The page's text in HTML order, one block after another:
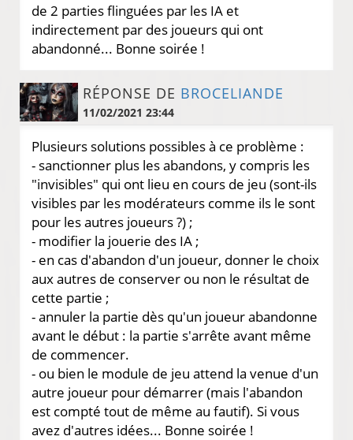
de 2 parties flinguées par les IA et
indirectement par des joueurs qui ont
abandonné... Bonne soirée !
RÉPONSE DE BROCELIANDE
11/02/2021 23:44
Plusieurs solutions possibles à ce problème :
- sanctionner plus les abandons, y compris les
"invisibles" qui ont lieu en cours de jeu (sont-ils
visibles par les modérateurs comme ils le sont
pour les autres joueurs ?) ;
- modifier la jouerie des IA ;
- en cas d'abandon d'un joueur, donner le choix
aux autres de conserver ou non le résultat de
cette partie ;
- annuler la partie dès qu'un joueur abandonne
avant le début : la partie s'arrête avant même
de commencer.
- ou bien le module de jeu attend la venue d'un
autre joueur pour démarrer (mais l'abandon
est compté tout de même au fautif). Si vous
avez d'autres idées... Bonne soirée !